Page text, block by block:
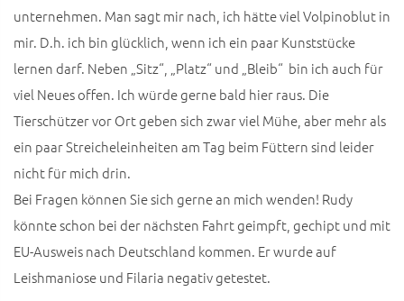
unternehmen. Man sagt mir nach, ich hätte viel Volpinoblut in
mir. D.h. ich bin glücklich, wenn ich ein paar Kunststücke
lernen darf. Neben „Sitz“, „Platz“ und „Bleib“ bin ich auch für
viel Neues offen. Ich würde gerne bald hier raus. Die
Tierschützer vor Ort geben sich zwar viel Mühe, aber mehr als
ein paar Streicheleinheiten am Tag beim Füttern sind leider
nicht für mich drin.
Bei Fragen können Sie sich gerne an mich wenden! Rudy
könnte schon bei der nächsten Fahrt geimpft, gechipt und mit
EU-Ausweis nach Deutschland kommen. Er wurde auf
Leishmaniose und Filaria negativ getestet.